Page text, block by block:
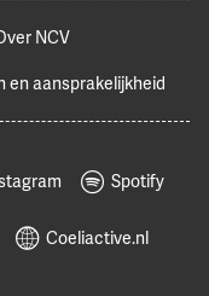
NCV
en aansprakelijkheid
Spotify
Coeliactive.nl